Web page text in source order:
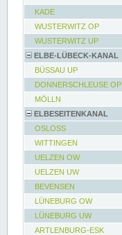
KADE
WUSTERWITZ OP
WUSTERWITZ UP
ELBE-LÜBECK-KANAL
BÜSSAU UP
DONNERSCHLEUSE OP
MÖLLN
ELBESEITENKANAL
OSLOSS
WITTINGEN
UELZEN OW
UELZEN UW
BEVENSEN
LÜNEBURG OW
LÜNEBURG UW
ARTLENBURG-ESK